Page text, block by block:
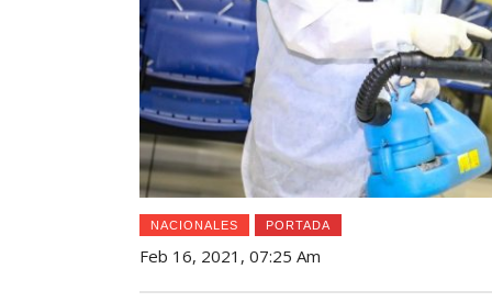
NACIONALES PORTADA
Feb 16, 2021, 07:25 Am